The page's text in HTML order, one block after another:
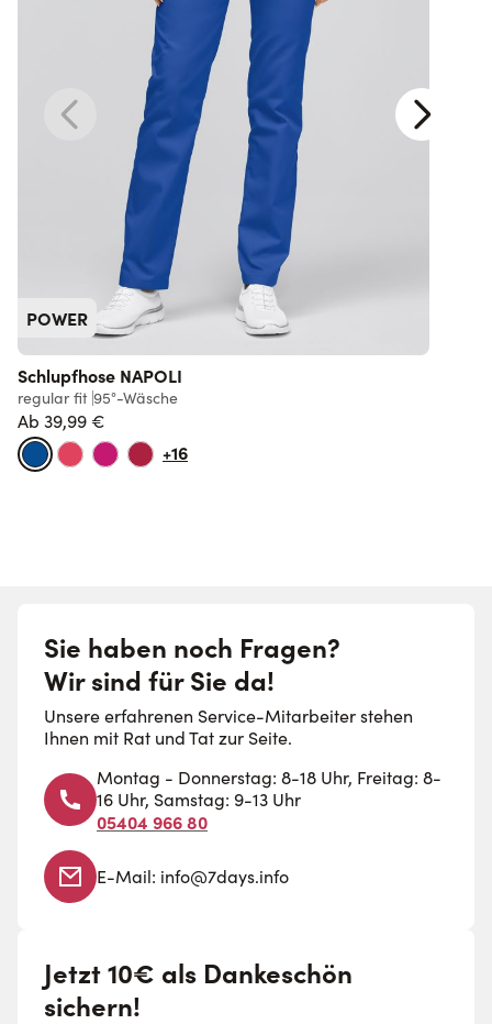
POWER
Schlupfhose NAPOLI
regular fit 95°-Wäsche
Ab 39,99 €
+16
Sie haben noch Fragen?
Wir sind für Sie da!
Unsere erfahrenen Service-Mitarbeiter stehen
Ihnen mit Rat und Tat zur Seite.
Montag - Donnerstag: 8-18 Uhr, Freitag: 8-
16 Uhr, Samstag: 9-13 Uhr
05404 966 80
E-Mail: info@7days.info
Jetzt 10€ als Dankeschön
sichern!